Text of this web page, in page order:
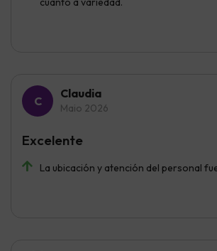
Claudia
Maio 2026
La ubicación y atención del personal
Excelente